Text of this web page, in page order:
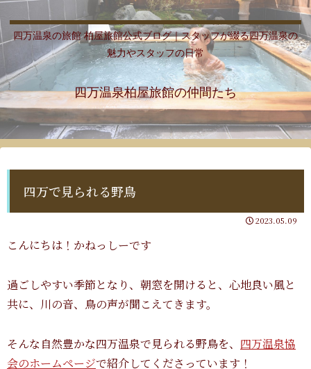
四万温泉の旅館 柏屋旅館公式ブログ｜スタッフが綴る四万温泉の
魅力やスタッフの日常
四万温泉柏屋旅館の仲間たち
四万で見られる野鳥
2023.05.09
こんにちは！かねっしーです
過ごしやすい季節となり、朝窓を開けると、心地良い風と
共に、川の音、鳥の声が聞こえてきます。
そんな自然豊かな四万温泉で見られる野鳥を、 四万温泉協
会のホームページで紹介してくださっています！